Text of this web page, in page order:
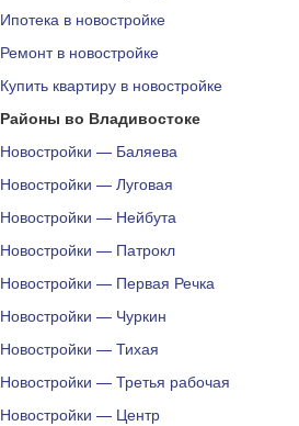
Ипотека в новостройке
Ремонт в новостройке
Купить квартиру в новостройке
Районы во Владивостоке
Новостройки — Баляева
Новостройки — Луговая
Новостройки — Нейбута
Новостройки — Патрокл
Новостройки — Первая Речка
Новостройки — Чуркин
Новостройки — Тихая
Новостройки — Третья рабочая
Новостройки — Центр